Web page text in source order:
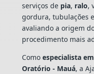
serviços de pia, ralo,
gordura, tubulações
avaliando a origem
procedimento mais
Como especialista
Oratório - Mauá, a